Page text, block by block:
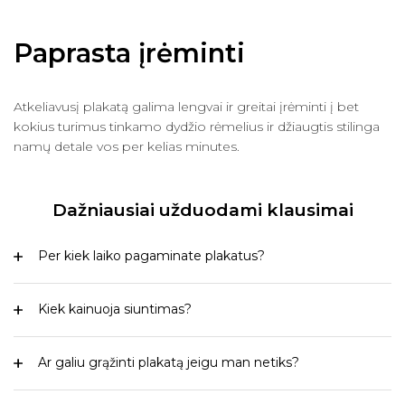
Paprasta įrėminti
Atkeliavusį plakatą galima lengvai ir greitai įrėminti į bet
kokius turimus tinkamo dydžio rėmelius ir džiaugtis stilinga
namų detale vos per kelias minutes.
Dažniausiai užduodami klausimai
Per kiek laiko pagaminate plakatus?
Kiek kainuoja siuntimas?
Ar galiu grąžinti plakatą jeigu man netiks?